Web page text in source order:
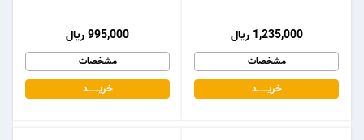
995,000 ریال
مشخصات
خریـــــــد
1,235,000 ریال
مشخصات
خریـــــــد